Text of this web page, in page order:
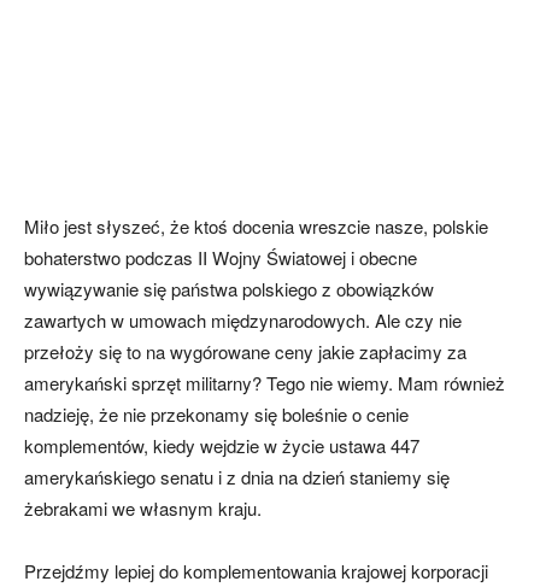
Miło jest słyszeć, że ktoś docenia wreszcie nasze, polskie
bohaterstwo podczas II Wojny Światowej i obecne
wywiązywanie się państwa polskiego z obowiązków
zawartych w umowach międzynarodowych. Ale czy nie
przełoży się to na wygórowane ceny jakie zapłacimy za
amerykański sprzęt militarny? Tego nie wiemy. Mam również
nadzieję, że nie przekonamy się boleśnie o cenie
komplementów, kiedy wejdzie w życie ustawa 447
amerykańskiego senatu i z dnia na dzień staniemy się
żebrakami we własnym kraju.
Przejdźmy lepiej do komplementowania krajowej korporacji